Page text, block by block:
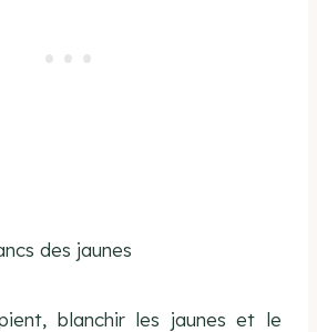
des jaunes
blanchir les jaunes et le